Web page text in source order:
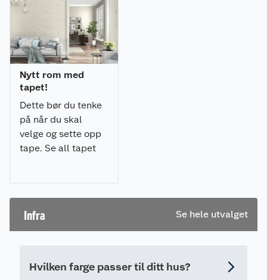
Nytt rom med
tapet!
Dette bør du tenke
på når du skal
velge og sette opp
tape. Se all tapet
Infra Se hele utvalget
Hvilken farge passer til ditt hus?